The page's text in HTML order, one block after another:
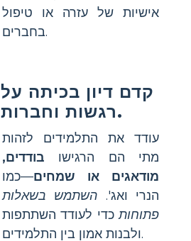
אישיות של עזרה או טיפול
בחברים.
קדם דיון בכיתה על
רגשות וחברות.
עודד את התלמידים לזהות
מתי הם הרגישו בודדים,
מודאגים או שמחים—כמו
הנרי ואג'. השתמש בשאלות
פתוחותכדי לעודד השתתפות
ולבנות אמון בין התלמידים.